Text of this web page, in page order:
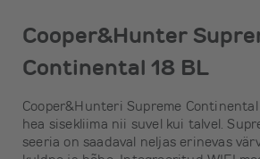
Cooper&Hunter
Continental 18 BL
Cooper&Hunteri Supreme
hea sisekliima nii suvel kui talvel.
seeria on saadaval neljas erinevas